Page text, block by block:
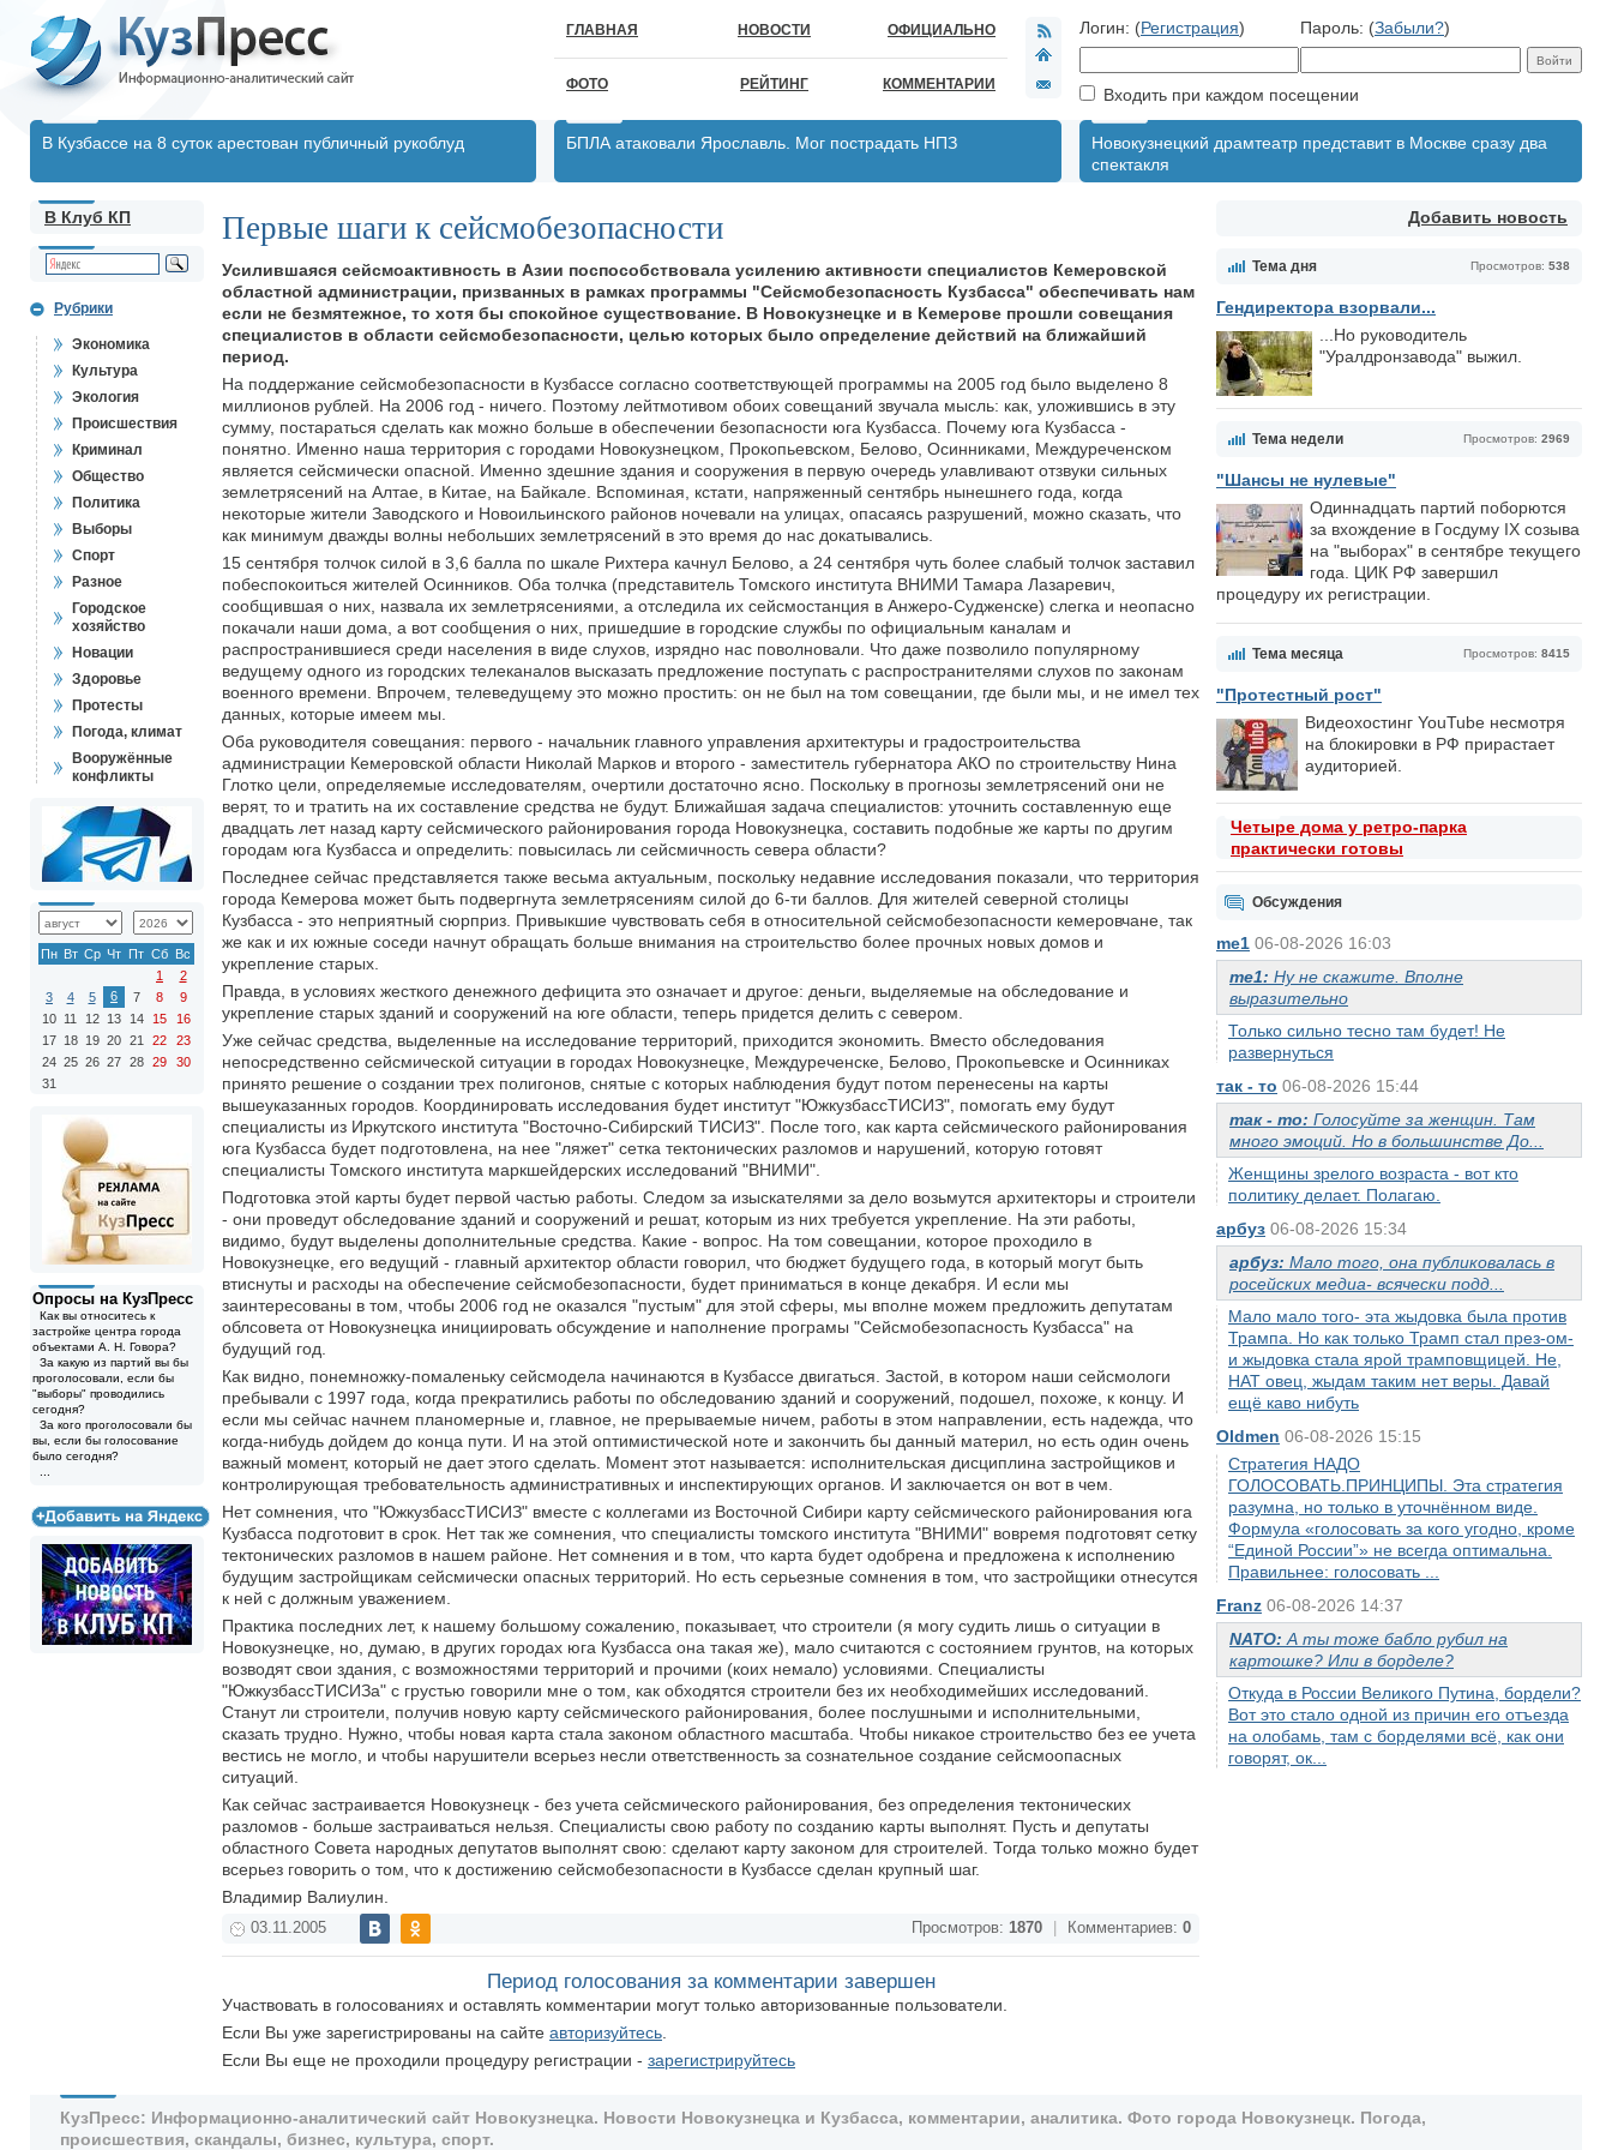
ГЛАВНАЯ НОВОСТИ ОФИЦИАЛЬНО
ФОТО РЕЙТИНГ КОММЕНТАРИИ
Логин: (Регистрация) Пароль: (Забыли?)
Входить при каждом посещении
В Кузбассе на 8 суток арестован публичный рукоблуд БПЛА атаковали Ярославль. Мог пострадать НПЗ
Новокузнецкий драмтеатр представит в Москве сразу два
спектакля
Добавить новость
Просмотров: 538
Тема дня
Гендиректора взорвали...
...Но руководитель
"Уралдронзавода" выжил.
Просмотров: 2969
Тема недели
"Шансы не нулевые"
Одиннадцать партий поборются
за вхождение в Госдуму IX созыва
на "выборах" в сентябре текущего
года. ЦИК РФ завершил
процедуру их регистрации.
Просмотров: 8415
Тема месяца
"Протестный рост"
Видеохостинг YouTube несмотря
на блокировки в РФ прирастает
аудиторией.
Четыре дома у ретро-парка
практически готовы
Обсуждения
me1 06-08-2026 16:03
me1: Ну не скажите. Вполне
выразительно
Только сильно тесно там будет! Не
развернуться
так - то 06-08-2026 15:44
так - то: Голосуйте за женщин. Там
много эмоций. Но в большинстве До...
Женщины зрелого возраста - вот кто
политику делает. Полагаю.
арбуз 06-08-2026 15:34
арбуз: Мало того, она публиковалась в
росейских медиа- всячески подд...
Мало мало того- эта жыдовка была против
Трампа. Но как только Трамп стал през-ом-
и жыдовка стала ярой трамповщицей. Не,
НАТ овец, жыдам таким нет веры. Давай
ещё каво нибуть
Oldmen 06-08-2026 15:15
Стратегия НАДО
ГОЛОСОВАТЬ.ПРИНЦИПЫ. Эта стратегия
разумна, но только в уточнённом виде.
Формула «голосовать за кого угодно, кроме
“Единой России”» не всегда оптимальна.
Правильнее: голосовать ...
Franz 06-08-2026 14:37
NATO: А ты тоже бабло рубил на
картошке? Или в борделе?
Откуда в России Великого Путина, бордели?
Вот это стало одной из причин его отъезда
на олобамь, там с борделями всё, как они
говорят, ок...
В Клуб КП
Рубрики
Экономика
Культура
Экология
Происшествия
Криминал
Общество
Политика
Выборы
Спорт
Разное
Городское
хозяйство
Новации
Здоровье
Протесты
Погода, климат
Вооружённые
конфликты
Пн Вт Ср Чт Пт Сб Вс
1
2
3
4 5 6 7 8
9
10 11 12 13 14 15
16
17 18 19 20 21 22
23
24 25 26 27 28 29
30
31
Опросы на КузПресс
Как вы относитесь к
застройке центра города
объектами А. Н. Говора?
За какую из партий вы бы
проголосовали, если бы
"выборы" проводились
сегодня?
За кого проголосовали бы
вы, если бы голосование
было сегодня?
Первые шаги к сейсмобезопасности
Усилившаяся сейсмоактивность в Азии поспособствовала усилению активности специалистов Кемеровской
областной администрации, призванных в рамках программы "Сейсмобезопасность Кузбасса" обеспечивать нам
если не безмятежное, то хотя бы спокойное существование. В Новокузнецке и в Кемерове прошли совещания
специалистов в области сейсмобезопасности, целью которых было определение действий на ближайший
период.
На поддержание сейсмобезопасности в Кузбассе согласно соответствующей программы на 2005 год было выделено 8
миллионов рублей. На 2006 год - ничего. Поэтому лейтмотивом обоих совещаний звучала мысль: как, уложившись в эту
сумму, постараться сделать как можно больше в обеспечении безопасности юга Кузбасса. Почему юга Кузбасса -
понятно. Именно наша территория с городами Новокузнецком, Прокопьевском, Белово, Осинниками, Междуреченском
является сейсмически опасной. Именно здешние здания и сооружения в первую очередь улавливают отзвуки сильных
землетрясений на Алтае, в Китае, на Байкале. Вспоминая, кстати, напряженный сентябрь нынешнего года, когда
некоторые жители Заводского и Новоильинского районов ночевали на улицах, опасаясь разрушений, можно сказать, что
как минимум дважды волны небольших землетрясений в это время до нас докатывались.
15 сентября толчок силой в 3,6 балла по шкале Рихтера качнул Белово, а 24 сентября чуть более слабый толчок заставил
побеспокоиться жителей Осинников. Оба толчка (представитель Томского института ВНИМИ Тамара Лазаревич,
сообщившая о них, назвала их землетрясениями, а отследила их сейсмостанция в Анжеро-Судженске) слегка и неопасно
покачали наши дома, а вот сообщения о них, пришедшие в городские службы по официальным каналам и
распространившиеся среди населения в виде слухов, изрядно нас поволновали. Что даже позволило популярному
ведущему одного из городских телеканалов высказать предложение поступать с распространителями слухов по законам
военного времени. Впрочем, телеведущему это можно простить: он не был на том совещании, где были мы, и не имел тех
данных, которые имеем мы.
Оба руководителя совещания: первого - начальник главного управления архитектуры и градостроительства
администрации Кемеровской области Николай Марков и второго - заместитель губернатора АКО по строительству Нина
Глотко цели, определяемые исследователям, очертили достаточно ясно. Поскольку в прогнозы землетрясений они не
верят, то и тратить на их составление средства не будут. Ближайшая задача специалистов: уточнить составленную еще
двадцать лет назад карту сейсмического районирования города Новокузнецка, составить подобные же карты по другим
городам юга Кузбасса и определить: повысилась ли сейсмичность севера области?
Последнее сейчас представляется также весьма актуальным, поскольку недавние исследования показали, что территория
города Кемерова может быть подвергнута землетрясениям силой до 6-ти баллов. Для жителей северной столицы
Кузбасса - это неприятный сюрприз. Привыкшие чувствовать себя в относительной сейсмобезопасности кемеровчане, так
же как и их южные соседи начнут обращать больше внимания на строительство более прочных новых домов и
укрепление старых.
Правда, в условиях жесткого денежного дефицита это означает и другое: деньги, выделяемые на обследование и
укрепление старых зданий и сооружений на юге области, теперь придется делить с севером.
Уже сейчас средства, выделенные на исследование территорий, приходится экономить. Вместо обследования
непосредственно сейсмической ситуации в городах Новокузнецке, Междуреченске, Белово, Прокопьевске и Осинниках
принято решение о создании трех полигонов, снятые с которых наблюдения будут потом перенесены на карты
вышеуказанных городов. Координировать исследования будет институт "ЮжкузбассТИСИЗ", помогать ему будут
специалисты из Иркутского института "Восточно-Сибирский ТИСИЗ". После того, как карта сейсмического районирования
юга Кузбасса будет подготовлена, на нее "ляжет" сетка тектонических разломов и нарушений, которую готовят
специалисты Томского института маркшейдерских исследований "ВНИМИ".
Подготовка этой карты будет первой частью работы. Следом за изыскателями за дело возьмутся архитекторы и строители
- они проведут обследование зданий и сооружений и решат, которым из них требуется укрепление. На эти работы,
видимо, будут выделены дополнительные средства. Какие - вопрос. На том совещании, которое проходило в
Новокузнецке, его ведущий - главный архитектор области говорил, что бюджет будущего года, в который могут быть
втиснуты и расходы на обеспечение сейсмобезопасности, будет приниматься в конце декабря. И если мы
заинтересованы в том, чтобы 2006 год не оказался "пустым" для этой сферы, мы вполне можем предложить депутатам
облсовета от Новокузнецка инициировать обсуждение и наполнение програмы "Сейсмобезопасность Кузбасса" на
будущий год.
Как видно, понемножку-помаленьку сейсмодела начинаются в Кузбассе двигаться. Застой, в котором наши сейсмологи
пребывали с 1997 года, когда прекратились работы по обследованию зданий и сооружений, подошел, похоже, к концу. И
если мы сейчас начнем планомерные и, главное, не прерываемые ничем, работы в этом направлении, есть надежда, что
когда-нибудь дойдем до конца пути. И на этой оптимистической ноте и закончить бы данный материл, но есть один очень
важный момент, который не дает этого сделать. Момент этот называется: исполнительская дисциплина застройщиков и
контролирующая требовательность административных и инспектирующих органов. И заключается он вот в чем.
Нет сомнения, что "ЮжкузбассТИСИЗ" вместе с коллегами из Восточной Сибири карту сейсмического районирования юга
Кузбасса подготовит в срок. Нет так же сомнения, что специалисты томского института "ВНИМИ" вовремя подготовят сетку
тектонических разломов в нашем районе. Нет сомнения и в том, что карта будет одобрена и предложена к исполнению
будущим застройщикам сейсмически опасных территорий. Но есть серьезные сомнения в том, что застройщики отнесутся
к ней с должным уважением.
Практика последних лет, к нашему большому сожалению, показывает, что строители (я могу судить лишь о ситуации в
Новокузнецке, но, думаю, в других городах юга Кузбасса она такая же), мало считаются с состоянием грунтов, на которых
возводят свои здания, с возможностями территорий и прочими (коих немало) условиями. Специалисты
"ЮжкузбассТИСИЗа" с грустью говорили мне о том, как обходятся строители без их необходимейших исследований.
Станут ли строители, получив новую карту сейсмического районирования, более послушными и исполнительными,
сказать трудно. Нужно, чтобы новая карта стала законом областного масштаба. Чтобы никакое строительство без ее учета
вестись не могло, и чтобы нарушители всерьез несли ответственность за сознательное создание сейсмоопасных
ситуаций.
Как сейчас застраивается Новокузнецк - без учета сейсмического районирования, без определения тектонических
разломов - больше застраиваться нельзя. Специалисты свою работу по созданию карты выполнят. Пусть и депутаты
областного Совета народных депутатов выполнят свою: сделают карту законом для строителей. Тогда только можно будет
всерьез говорить о том, что к достижению сейсмобезопасности в Кузбассе сделан крупный шаг.
Владимир Валиулин.
03.11.2005 Просмотров: 1870 Комментариев: 0
Период голосования за комментарии завершен
Участвовать в голосованиях и оставлять комментарии могут только авторизованные пользователи.
Если Вы уже зарегистрированы на сайте авторизуйтесь
Если Вы еще не проходили процедуру регистрации - зарегистрируйтесь
КузПресс: Информационно-аналитический сайт Новокузнецка. Новости Новокузнецка и Кузбасса, комментарии, аналитика. Фото города Новокузнецк. Погода,
происшествия, скандалы, бизнес, культура, спорт.